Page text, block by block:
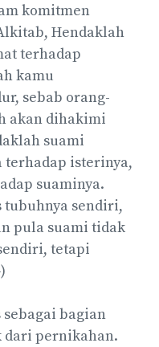
komitmen
Hendaklah
terhadap
kamu
sebab orang-
akan dihakimi
suami
isterinya,
suaminya.
tubuhnya sendiri,
pula suami tidak
tetapi
bagian
dari pernikahan.